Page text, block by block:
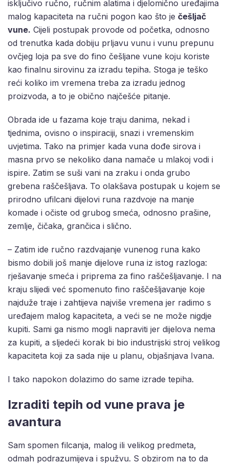
isključivo ručno, ručnim alatima i djelomično uređajima
malog kapaciteta na ručni pogon kao što je češljač
vune. Cijeli postupak provode od početka, odnosno
od trenutka kada dobiju prljavu vunu i vunu prepunu
ovčjeg loja pa sve do fino češljane vune koju koriste
kao finalnu sirovinu za izradu tepiha. Stoga je teško
reći koliko im vremena treba za izradu jednog
proizvoda, a to je obično najčešće pitanje.
Obrada ide u fazama koje traju danima, nekad i
tjednima, ovisno o inspiraciji, snazi i vremenskim
uvjetima. Tako na primjer kada vuna dođe sirova i
masna prvo se nekoliko dana namače u mlakoj vodi i
ispire. Zatim se suši vani na zraku i onda grubo
grebena raščešljava. To olakšava postupak u kojem se
prirodno ufilcani dijelovi runa razdvoje na manje
komade i očiste od grubog smeća, odnosno prašine,
zemlje, čičaka, grančica i slično.
– Zatim ide ručno razdvajanje vunenog runa kako
bismo dobili još manje dijelove runa iz istog razloga:
rješavanje smeća i priprema za fino raščešljavanje. I na
kraju slijedi već spomenuto fino raščešljavanje koje
najduže traje i zahtijeva najviše vremena jer radimo s
uređajem malog kapaciteta, a veći se ne može nigdje
kupiti. Sami ga nismo mogli napraviti jer dijelova nema
za kupiti, a sljedeći korak bi bio industrijski stroj velikog
kapaciteta koji za sada nije u planu, objašnjava Ivana.
I tako napokon dolazimo do same izrade tepiha.
Izraditi tepih od vune prava je
avantura
Sam spomen filcanja, malog ili velikog predmeta,
odmah podrazumijeva i spužvu. S obzirom na to da